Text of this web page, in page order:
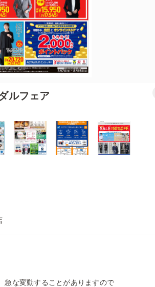
ルフェア
急な変動することがありますので